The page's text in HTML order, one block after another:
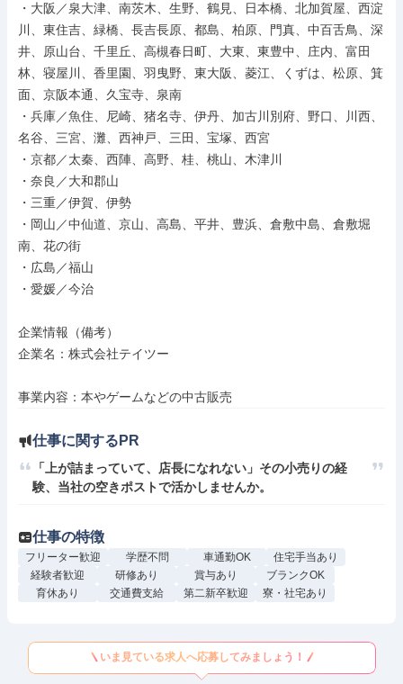
・大阪／泉大津、南茨木、生野、鶴見、日本橋、北加賀屋、西淀
川、東住吉、緑橋、長吉長原、都島、柏原、門真、中百舌鳥、深
井、原山台、千里丘、高槻春日町、大東、東豊中、庄内、富田
林、寝屋川、香里園、羽曳野、東大阪、菱江、くずは、松原、箕
面、京阪本通、久宝寺、泉南
・兵庫／魚住、尼崎、猪名寺、伊丹、加古川別府、野口、川西、
名谷、三宮、灘、西神戸、三田、宝塚、西宮
・京都／太秦、西陣、高野、桂、桃山、木津川
・奈良／大和郡山
・三重／伊賀、伊勢
・岡山／中仙道、京山、高島、平井、豊浜、倉敷中島、倉敷堀
南、花の街
・広島／福山
・愛媛／今治
企業情報（備考）
企業名：株式会社テイツー
事業内容：本やゲームなどの中古販売
仕事に関するPR
「上が詰まっていて、店長になれない」その小売りの経
験、当社の空きポストで活かしませんか。
仕事の特徴
フリーター歓迎 学歴不問 車通勤OK
住宅手当あり
経験者歓迎
研修あり 賞与あり
ブランクOK
育休あり
交通費支給 第二新卒歓迎 寮・社宅あり
いま見ている求人へ応募してみましょう！